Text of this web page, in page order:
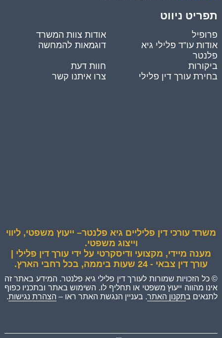
תפריט ניווט
פרופיל
אודות צוות המשרד
אודות עו”ד פלילי גיא
פלנטר
דוגמאות להמחשה
ביקורות
חוות דעת
בחירת עורך דין פלילי
צרו איתנו קשר
משרד עורכי דין פליליים גיא פלנטר– ייעוץ משפטי, ליווי
וייצוג משפטי.
מענה מיידי, מקצועי ודיסקרטי על ידי עורך דין פלילי |
עורך דין צבאי - 24 שעות ביממה, בכל רחבי הארץ.
© כל הזכויות שמורות לעורך דין פלילי גיא פלנטר. המידע באתר זה
אינו מהווה ייעוץ משפטי או תחליף לו. השימוש באתר ובתכניו כפוף
לתנאים בתקנון האתר. בעניין הנגשת האתר ראו – הצהרת נגישות.